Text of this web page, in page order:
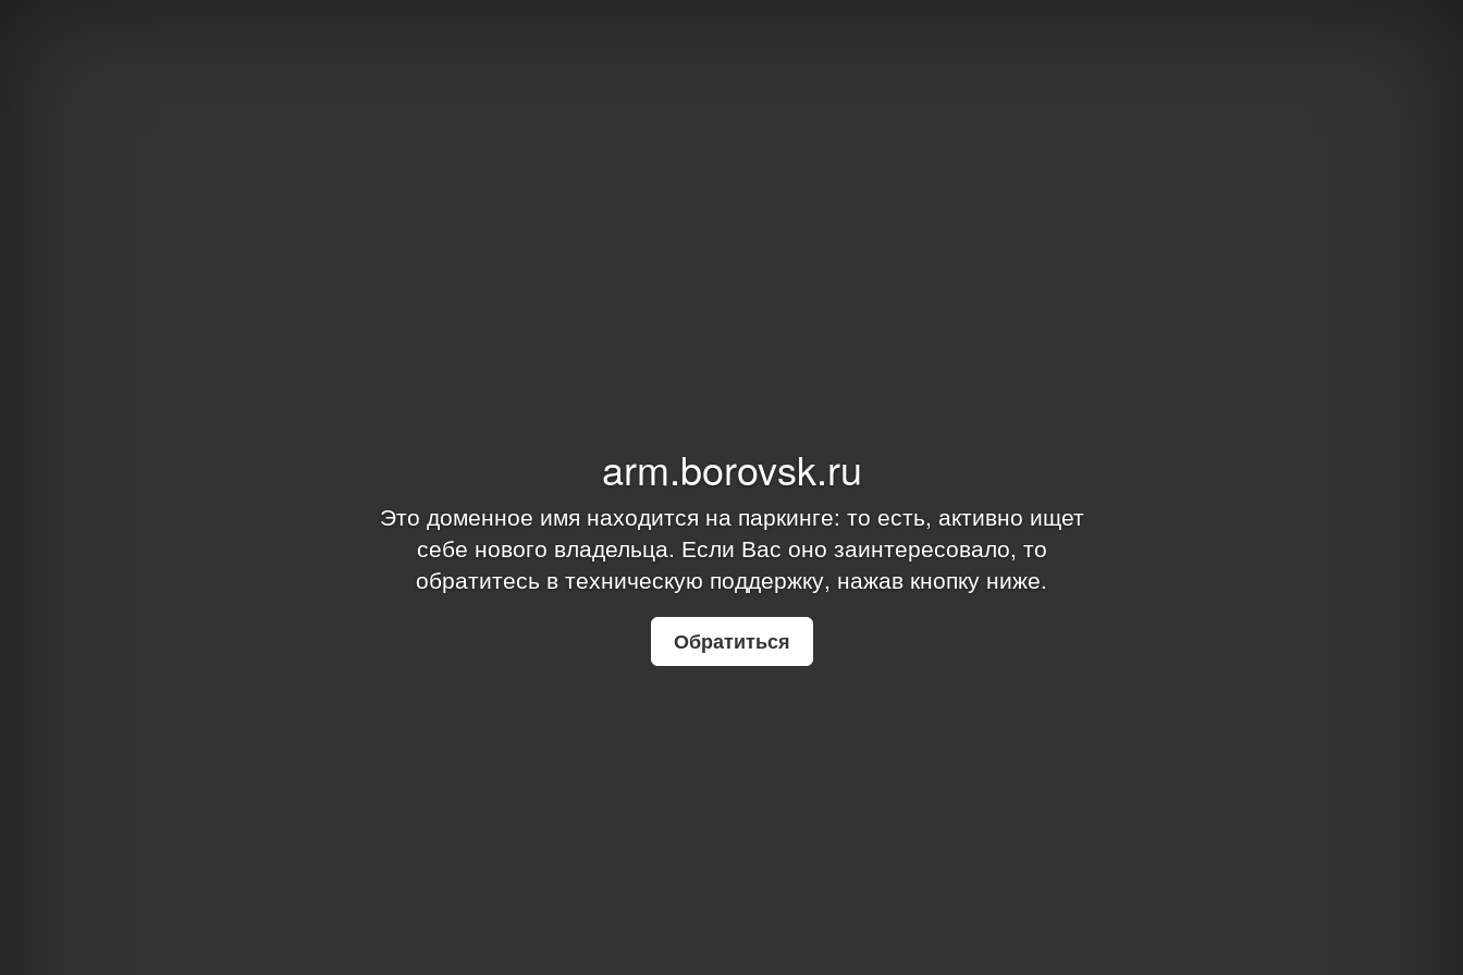
arm.borovsk.ru
Это доменное имя находится на паркинге: то есть, активно ищет
себе нового владельца. Если Вас оно заинтересовало, то
обратитесь в техническую поддержку, нажав кнопку ниже.
Обратиться